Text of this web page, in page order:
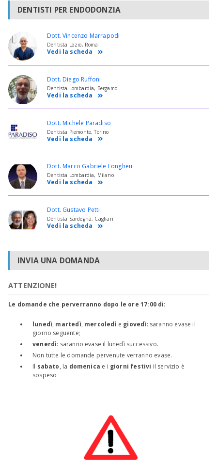
DENTISTI PER ENDODONZIA
Dott. Vincenzo Marrapodi
Dentista Lazio, Roma
Vedi la scheda
Dott. Diego Ruffoni
Dentista Lombardia, Bergamo
Vedi la scheda
Dott. Michele Paradiso
Dentista Piemonte, Torino
Vedi la scheda
Dott. Marco Gabriele Longheu
Dentista Lombardia, Milano
Vedi la scheda
Dott. Gustavo Petti
Dentista Sardegna, Cagliari
Vedi la scheda
INVIA UNA DOMANDA
ATTENZIONE!
Le domande che perverranno dopo le ore 17:00 di:
lunedì, martedì, mercoledì e giovedì: saranno evase il
giorno seguente;
venerdì: saranno evase il lunedì successivo.
Non tutte le domande pervenute verranno evase.
Il sabato, la domenica e i giorni festivi il servizio è
sospeso